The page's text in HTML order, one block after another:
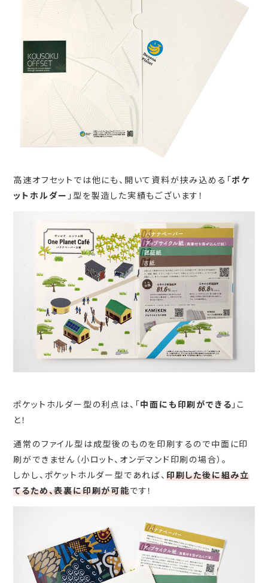
高速オフセットでは他にも、開いて資料が挟み込める「ポケ
ットホルダー 」型を製造した実績もございます！
ポケットホルダー型の利点は、「中面にも印刷ができる 」こ
と！
通常のファイル型は成型後のものを印刷するので中面に印
刷ができません（小ロット、オンデマンド印刷の場合）。
しかし、ポケットホルダー型であれば、 印刷した後に組み立
てるため、表裏に印刷が可能です！